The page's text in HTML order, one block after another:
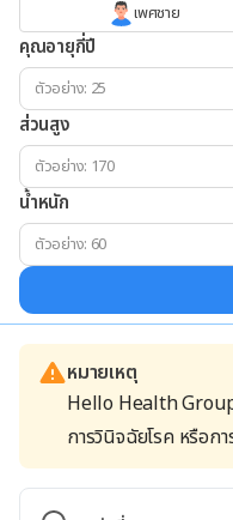
เพศชาย
คุณอายุกี่ปี
ส่วนสูง
น้ำหนัก
หมายเหตุ
Hello Health Group
การวินิจฉัยโรค หรือก